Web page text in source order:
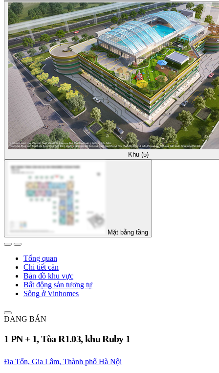
Khu (5)
Mặt bằng tầng
Tổng quan
Chi tiết căn
Bản đồ khu vực
Bất động sản tương tự
Sống ở Vinhomes
ĐANG BÁN
1 PN + 1, Tòa R1.03, khu Ruby 1
Đa Tốn, Gia Lâm, Thành phố Hà Nội